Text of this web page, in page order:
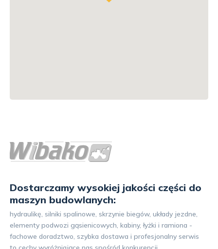
Dostarczamy wysokiej jakości części do
maszyn budowlanych:
hydraulikę, silniki spalinowe, skrzynie biegów, układy jezdne,
elementy podwozi gąsienicowych, kabiny, łyżki i ramiona -
fachowe doradztwo, szybka dostawa i profesjonalny serwis